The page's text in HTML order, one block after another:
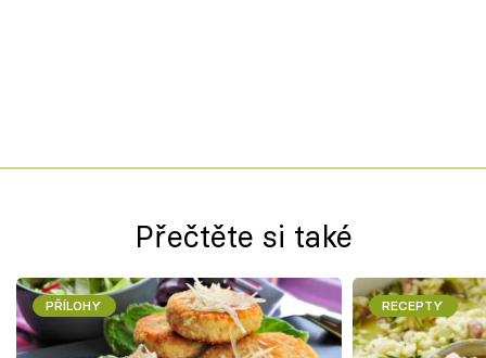
Přečtěte si také
PŘÍLOHY RECEPTY